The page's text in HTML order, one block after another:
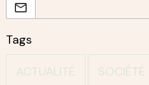
Tags
ACTUALITÉ SOCIÉTÉ